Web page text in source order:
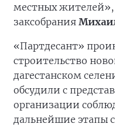
местных
заксобрания
«Партдесант»
строительство
дагестанском
обсудили с
организации
дальнейшие этапы